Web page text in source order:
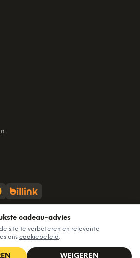
in huis. Gratis verzending vanaf
cadeau-advies
site te verbeteren en relevante
ons cookiebeleid.
WEIGEREN